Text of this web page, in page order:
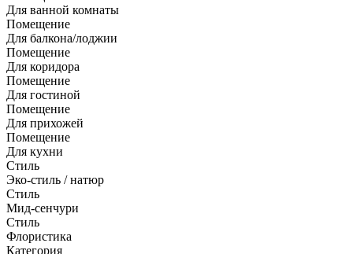
Для ванной комнаты
Помещение
Для балкона/лоджии
Помещение
Для коридора
Помещение
Для гостиной
Помещение
Для прихожей
Помещение
Для кухни
Стиль
Эко-стиль / натюр
Стиль
Мид-сенчури
Стиль
Флористика
Категория